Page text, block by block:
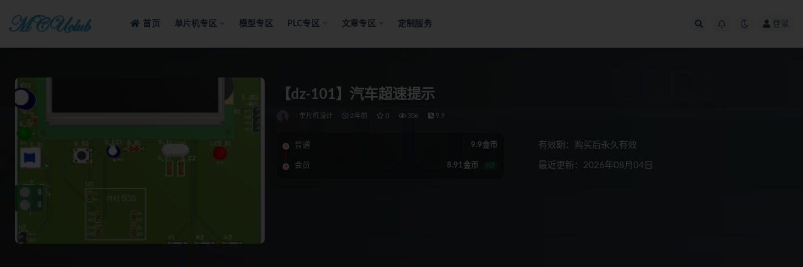
首页 单片机专区 模型专区 PLC专区 文章专区 定制服务 登录
【dz-101】汽车超速提示
单片机设计 2年前 0 306 9.9
普通 9.9金币
会员 8.91金币 9折
有效期：购买后永久有效
最近更新：2026年08月04日